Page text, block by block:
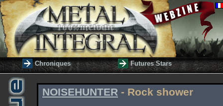
Chroniques Futures Stars
NOISEHUNTER - Rock shower